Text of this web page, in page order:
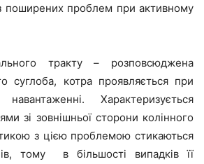
поширених проблем при активному
тракту – розповсюджена
суглоба, котра проявляється при
Характеризується
зі зовнішньої сторони колінного
з цією проблемою стикаються
тому в більшості випадків її